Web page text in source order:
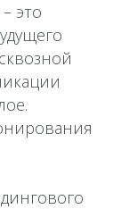
это